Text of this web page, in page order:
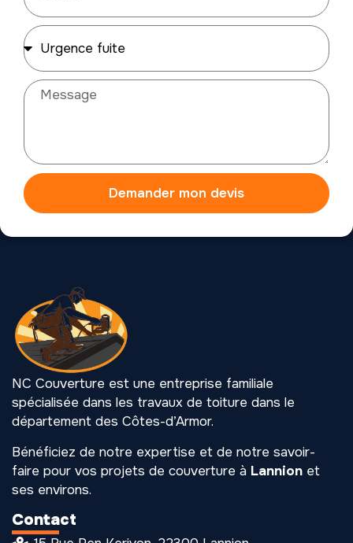
Demander mon devis
NC Couverture est une entreprise familiale
spécialisée dans les travaux de toiture dans le
département des Côtes-d’Armor.
Bénéficiez de notre expertise et de notre savoir-
faire pour vos projets de couverture à Lannion et
ses environs.
Contact